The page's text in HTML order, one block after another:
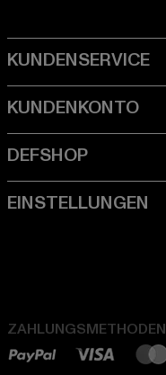
ZAHLUNGSMETHODEN